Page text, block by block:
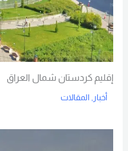
إقليم كردستان شمال العراق
أخبار , المقالات